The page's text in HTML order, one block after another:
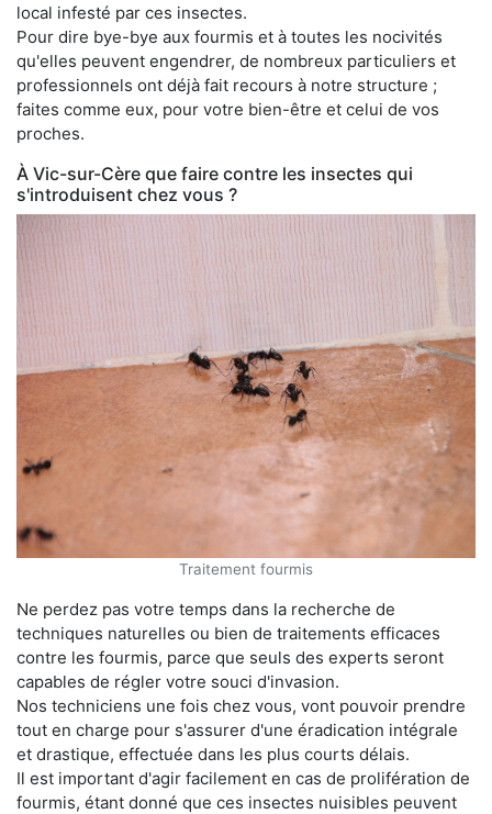
local infesté par ces insectes.
Pour dire bye-bye aux fourmis et à toutes les nocivités
qu'elles peuvent engendrer, de nombreux particuliers et
professionnels ont déjà fait recours à notre structure ;
faites comme eux, pour votre bien-être et celui de vos
proches.
À Vic-sur-Cère que faire contre les insectes qui
s'introduisent chez vous ?
Traitement fourmis
Ne perdez pas votre temps dans la recherche de
techniques naturelles ou bien de traitements efficaces
contre les fourmis, parce que seuls des experts seront
capables de régler votre souci d'invasion.
Nos techniciens une fois chez vous, vont pouvoir prendre
tout en charge pour s'assurer d'une éradication intégrale
et drastique, effectuée dans les plus courts délais.
Il est important d'agir facilement en cas de prolifération de
fourmis, étant donné que ces insectes nuisibles peuvent